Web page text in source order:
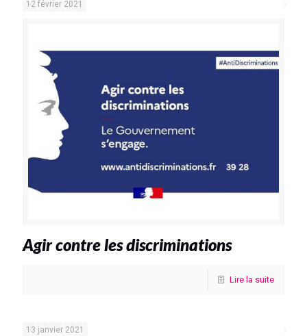
12 février 2021
Agir contre les discriminations
Lire la suite
13 janvier 2021